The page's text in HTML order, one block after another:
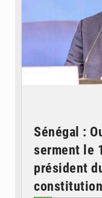
Sénégal :
serment le
président